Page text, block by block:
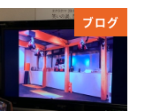
ブログ